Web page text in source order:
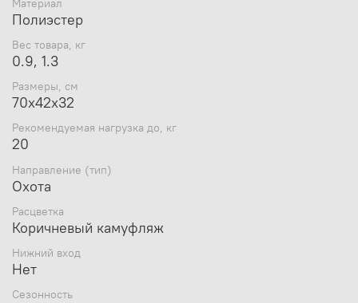
Передний вместительный карман на молнии с
дополнительной ручкой для транспортировки;
Боковые регулируемые стропы;
Характеристики:
Объем - 40 литров:
Объем - 50 литров:
Размеры: 74х33х24 см;
Вес: 1,3 кг.
Объем - 70 литров:
Материал
Полиэстер
Вес товара, кг
0.9, 1.3
Размеры, см
70х42х32
Рекомендуемая нагрузка до, кг
20
Направление (тип)
Охота
Расцветка
Коричневый камуфляж
Нижний вход
Нет
Сезонность